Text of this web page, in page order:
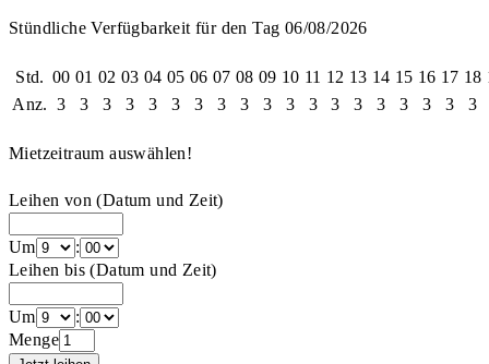
Stündliche Verfügbarkeit für den Tag 06/08/2026
Std. 00 01 02 03 04 05 06 07 08 09 10 11 12 13 14 15 16 17 18
Anz.
3 3 3 3 3 3 3 3 3 3 3 3 3 3 3 3 3 3 3
Mietzeitraum auswählen!
Leihen von (Datum und Zeit)
Um
:
Leihen bis (Datum und Zeit)
Um
:
Menge